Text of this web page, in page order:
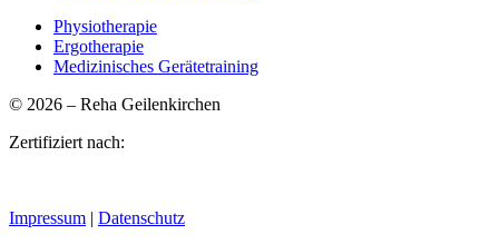
Physiotherapie
Ergotherapie
Medizinisches Gerätetraining
© 2026 – Reha Geilenkirchen
Zertifiziert nach:
Impressum | Datenschutz